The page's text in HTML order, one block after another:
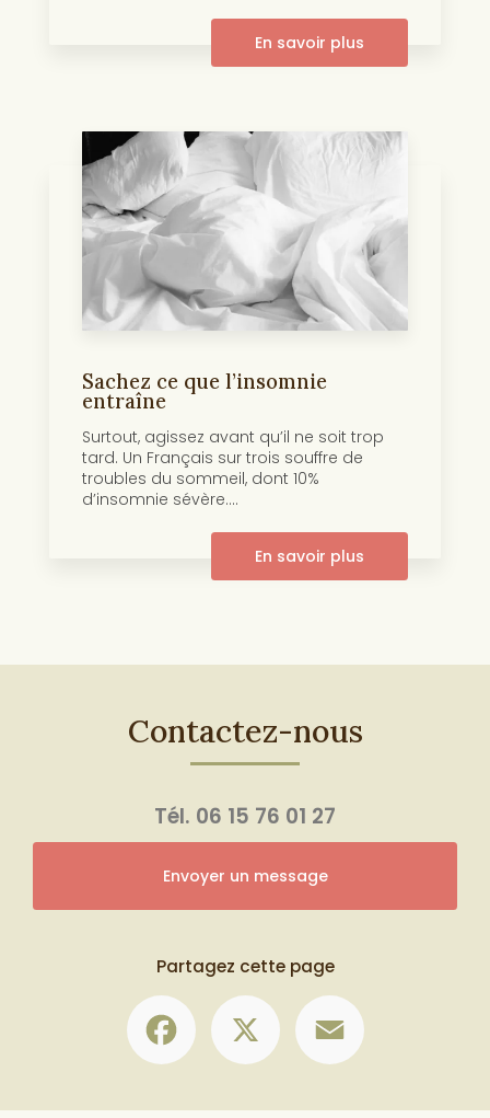
En savoir plus
Sachez ce que l’insomnie
entraîne
Surtout, agissez avant qu’il ne soit trop
tard. Un Français sur trois souffre de
troubles du sommeil, dont 10%
d’insomnie sévère....
En savoir plus
Contactez-nous
Tél. 06 15 76 01 27
Envoyer un message
Partagez cette page
Facebook